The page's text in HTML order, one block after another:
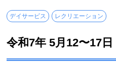
デイサービス レクリエーション
令和7年 5月12〜17